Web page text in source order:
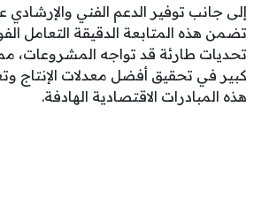
إلى جانب توفير الدعم الفني والإرشادي
تضمن هذه المتابعة الدقيقة التعامل
تحديات طارئة قد تواجه المشروعات،
كبير في تحقيق أفضل معدلات الإنتاج
هذه المبادرات الاقتصادية الهادفة.